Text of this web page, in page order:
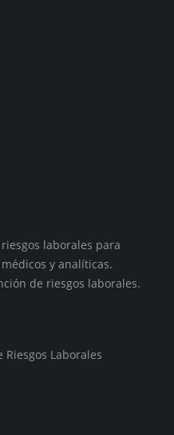
laborales para
y analíticas.
de riesgos laborales.
Riesgos Laborales